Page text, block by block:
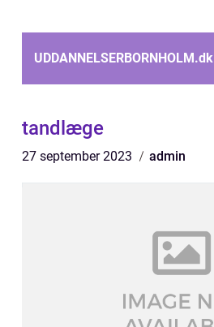
UDDANNELSERBORNHOLM.dk
tandlæge
27 september 2023 admin